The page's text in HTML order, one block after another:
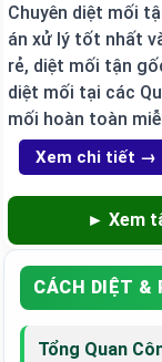
Chuyên diệt mối
án xử lý tốt nhất
rẻ, diệt mối tận
diệt mối tại các
mối hoàn toàn
Xem chi tiết →
► Xem
CÁCH DIỆT &
Tổng Quan